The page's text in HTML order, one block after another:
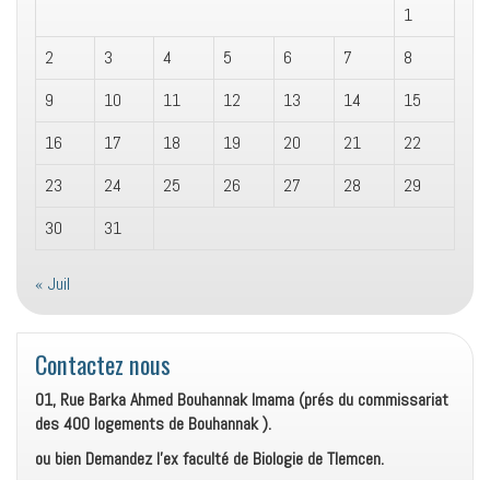
1
2
3 4 5 6 7
8
9
10 11 12 13 14
15
16
17 18 19 20 21
22
23
24 25 26 27 28
29
30
31
« Juil
Contactez nous
01, Rue Barka Ahmed Bouhannak Imama (prés du commissariat
des 400 logements de Bouhannak ).
ou bien Demandez l’ex faculté de Biologie de Tlemcen.